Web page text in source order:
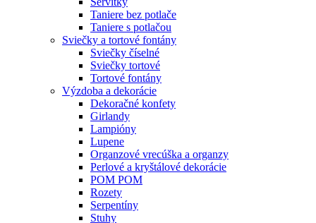
Taniere bez potlače
Taniere s potlačou
Sviečky a tortové fontány
Sviečky číselné
Sviečky tortové
Tortové fontány
Výzdoba a dekorácie
Dekoračné konfety
Girlandy
Lampióny
Lupene
Organzové vrecúška a organzy
Perlové a kryštálové dekorácie
POM POM
Rozety
Serpentíny
Stuhy